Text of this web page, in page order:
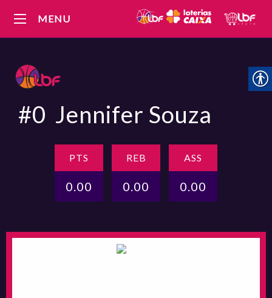
MENU
#0 Jennifer Souza
PTS
0.00
REB
0.00
ASS
0.00